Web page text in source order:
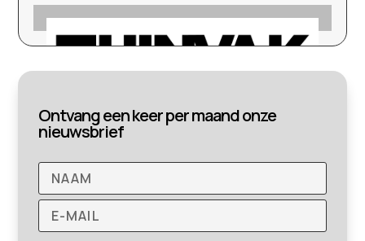
Ontvang een keer per maand onze
nieuwsbrief